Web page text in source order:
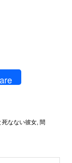
死なない彼女, 間